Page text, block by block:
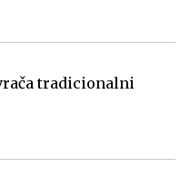
tradicionalni